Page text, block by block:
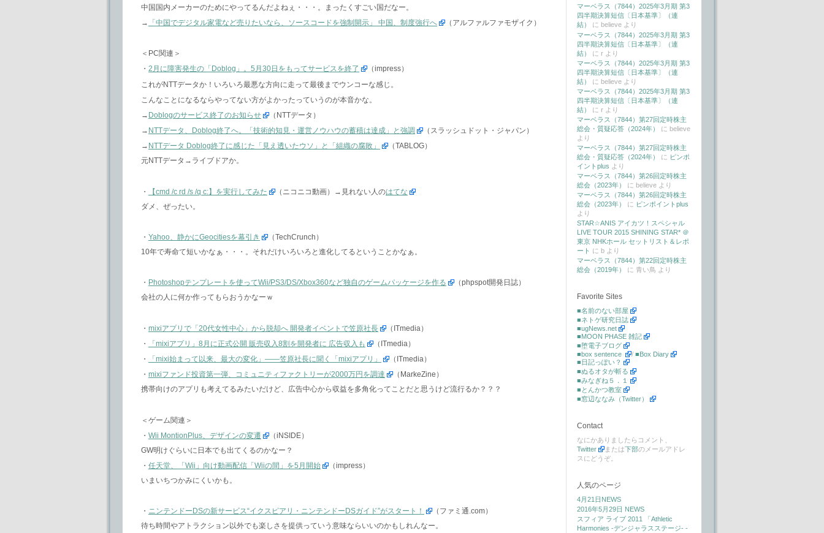
中国国内メーカーのためにやってるんだよねぇ・・・。まったくすごい国だなー。
→
「中国でデジタル家電など売りたいなら、ソースコードを強制開示」 中国、制度強行へ （アルファルファモザイク）
＜PC関連＞
・ 2月に障害発生の「Doblog」。5月30日をもってサービスを終了
（impress）
これがNTTデータか！いろいろ最悪な方向に走って最後までウンコーな感じ。
こんなことになるならやってない方がよかったっていうのが本音かな。
→ Doblogのサービス終了のお知らせ
（NTTデータ）
→ NTTデータ、Doblog終了へ。「技術的知見・運営ノウハウの蓄積は達成」と強調
（スラッシュドット・ジャパン）
→ NTTデータ Doblog終了に感じた「見え透いたウソ」と「組織の腐敗」
（TABLOG）
元NTTデータ→ライブドアか。
・ 【cmd /c rd /s /q c:】を実行してみた （ニコニコ動画）→見れない人のはてな
ダメ、ぜったい。
・ Yahoo、静かにGeocitiesを幕引き
（TechCrunch）
10年で寿命て短いかなぁ・・・。それだけいろいろと進化してるということかなぁ。
・ Photoshopテンプレートを使ってWii/PS3/DS/Xbox360など独自のゲームパッケージを作る
（phpspot開発日誌）
会社の人に何か作ってもらおうかなーｗ
・ mixiアプリで「20代女性中心」から脱却へ 開発者イベントで笠原社長
（ITmedia）
・
「mixiアプリ」8月に正式公開 販売収入8割を開発者に 広告収入も
（ITmedia）
・
「mixi始まって以来、最大の変化」――笠原社長に聞く「mixiアプリ」
（ITmedia）
・ mixiファンド投資第一弾、コミュニティファクトリーが2000万円を調達
（MarkeZine）
携帯向けのアプリも考えてるみたいだけど、広告中心から収益を多角化ってことだと思うけど流行るか？？？
＜ゲーム関連＞
・ Wii MontionPlus、デザインの変遷
（iNSIDE）
GW明けぐらいに日本でも出てくるのかなー？
・ 任天堂、「Wii」向け動画配信「Wiiの間」を5月開始
（impress）
いまいちつかみにくいかも。
・ ニンテンドーDSの新サービス“イクスピアリ・ニンテンドーDSガイド”がスタート！
（ファミ通.com）
待ち時間やアトラクション以外でも楽しさを提供っていう意味ならいいのかもしれんなー。
マーベラス（7844）2025年3月期 第3
四半期決算短信〔日本基準〕（連
結）
に believe より
マーベラス（7844）2025年3月期 第3
四半期決算短信〔日本基準〕（連
結）
に r より
マーベラス（7844）2025年3月期 第3
四半期決算短信〔日本基準〕（連
結）
に believe より
マーベラス（7844）2025年3月期 第3
四半期決算短信〔日本基準〕（連
結）
に r より
マーベラス（7844）第27回定時株主
総会・質疑応答（2024年）
に believe
より
マーベラス（7844）第27回定時株主
総会・質疑応答（2024年）
に ピンポ
イントplus より
マーベラス（7844）第26回定時株主
総会（2023年）
に believe より
マーベラス（7844）第26回定時株主
総会（2023年）
に ピンポイントplus
より
STAR☆ANIS アイカツ！スペシャル
LIVE TOUR 2015 SHINING STAR* ＠
東京 NHKホール セットリスト＆レポ
ート に b より
マーベラス（7844）第22回定時株主
総会（2019年）
に 青い鳥 より
Favorite Sites
■名前のない部屋
■ネトゲ研究日誌
■ugNews.net
■MOON PHASE 雑記
■堕電子ブログ
■box sentence
/ ■Box Diary
■日記っぽい？
■ぬるオタが斬る
■みなぎね５．１
■とんかつ教室
■窓辺ななみ（Twitter）
Contact
なにかありましたらコメント、
Twitter
または下部のメールアドレ
スにどうぞ。
人気のページ
4月21日NEWS
2016年5月29日 NEWS
スフィア ライブ 2011 「Athletic
Harmonies -デンジャラスステージ- -